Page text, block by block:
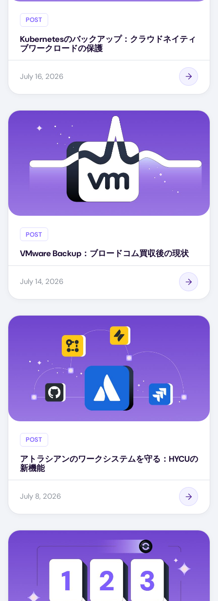
POST
Kubernetesのバックアップ：クラウドネイティ
ブワークロードの保護
July 16, 2026
POST
VMware Backup：ブロードコム買収後の現状
July 14, 2026
POST
アトラシアンのワークシステムを守る：HYCUの
新機能
July 8, 2026